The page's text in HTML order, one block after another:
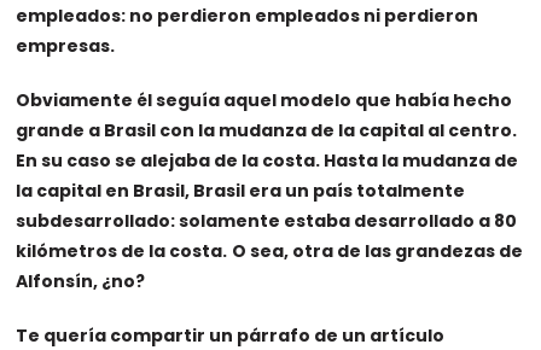
empleados: no perdieron empleados ni perdieron
empresas.
Obviamente él seguía aquel modelo que había hecho
grande a Brasil con la mudanza de la capital al centro.
En su caso se alejaba de la costa. Hasta la mudanza de
la capital en Brasil, Brasil era un país totalmente
subdesarrollado: solamente estaba desarrollado a 80
kilómetros de la costa. O sea, otra de las grandezas de
Alfonsín, ¿no?
Te quería compartir un párrafo de un artículo